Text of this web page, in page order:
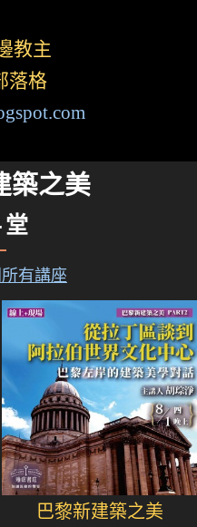
教主
落格
築之美
有講座
巴黎新建築之美